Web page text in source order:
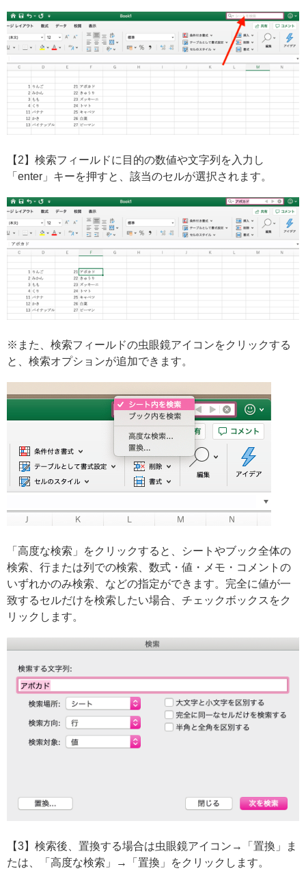
【2】検索フィールドに目的の数値や文字列を入力し
「enter」キーを押すと、該当のセルが選択されます。
※また、検索フィールドの虫眼鏡アイコンをクリックする
と、検索オプションが追加できます。
「高度な検索」をクリックすると、シートやブック全体の
検索、行または列での検索、数式・値・メモ・コメントの
いずれかのみ検索、などの指定ができます。完全に値が一
致するセルだけを検索したい場合、チェックボックスをク
リックします。
【3】検索後、置換する場合は虫眼鏡アイコン→「置換」ま
たは、「高度な検索」→「置換」をクリックします。